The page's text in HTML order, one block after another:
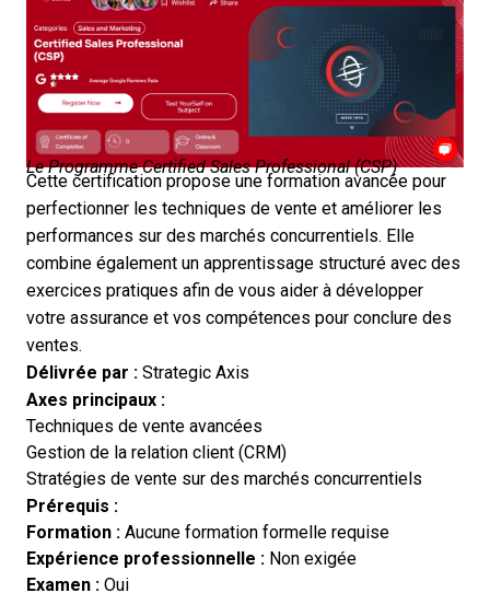
Le Programme Certified Sales Professional (CSP)
Cette certification propose une formation avancée pour
perfectionner les techniques de vente et améliorer les
performances sur des marchés concurrentiels. Elle
combine également un apprentissage structuré avec des
exercices pratiques afin de vous aider à développer
votre assurance et vos compétences pour conclure des
ventes.
Délivrée par : Strategic Axis
Axes principaux :
Techniques de vente avancées
Gestion de la relation client (CRM)
Stratégies de vente sur des marchés concurrentiels
Prérequis :
Formation : Aucune formation formelle requise
Expérience professionnelle : Non exigée
Examen : Oui